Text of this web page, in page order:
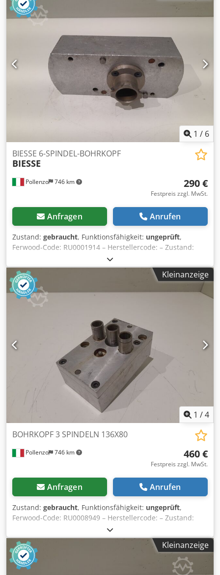
1 / 6
Pollenzo 746 km
BIESSE 6-SPINDEL-BOHRKOPF
BIESSE
290 €
Festpreis zzgl. MwSt.
Anfragen Anrufen
Zustand: gebraucht, Funktionsfähigkeit: ungeprüft,
Ferwood-Code: RU0001914 – Herstellercode: – Zustand:
Gebraucht – Funktionalität: Nicht geprüft – Kompatible
Maschine: BIESSE TECHNO FDT BOHRMASCHINE – TECHNO
F – TECHNO S – Bei Interesse bieten wir einen
Revisionsservice an, kontaktieren Sie uns. Chsdpjv Du S
Defx Ak Tja
Kleinanzeige
1 /4
Pollenzo 746 km
BOHRKOPF 3 SPINDELN 136X80
460 €
Festpreis zzgl. MwSt.
Anfragen Anrufen
Zustand: gebraucht, Funktionsfähigkeit: ungeprüft,
Ferwood-Code: RU0008949 – Herstellercode: – Zustand:
Gebraucht – Funktionalität: Nicht geprüft – Kompatible
Maschine: BIESSE TECHNO FDT BOHRMASCHINE – TECHNO
F – TECHNO S – Bei Interesse bieten wir einen
Revisionsservice an, kontaktieren Sie uns. Chsdpfx Akov Hp
Nio Tea
Kleinanzeige